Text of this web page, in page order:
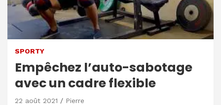
SPORTY
Empêchez l’auto-sabotage
avec un cadre flexible
22 août 2021 Pierre